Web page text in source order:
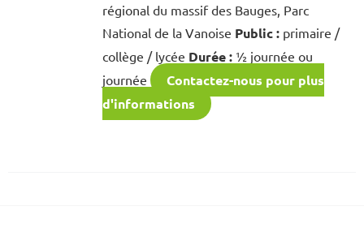
régional du massif des Bauges, Parc
National de la Vanoise Public :primaire /
collège / lycée Durée :½ journée ou
journée
Contactez-nous pour plus
d'informations